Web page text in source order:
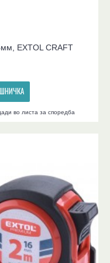
EXTOL CRAFT
во листа за споредба